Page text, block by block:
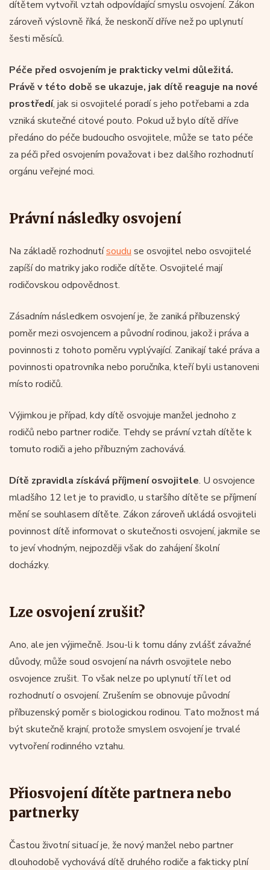
dítětem vytvořil vztah odpovídající smyslu osvojení. Zákon
zároveň výslovně říká, že neskončí dříve než po uplynutí
šesti měsíců.
Péče před osvojením je prakticky velmi důležitá.
Právě v této době se ukazuje, jak dítě reaguje na nové
prostředí, jak si osvojitelé poradí s jeho potřebami a zda
vzniká skutečné citové pouto. Pokud už bylo dítě dříve
předáno do péče budoucího osvojitele, může se tato péče
za péči před osvojením považovat i bez dalšího rozhodnutí
orgánu veřejné moci.
Právní následky osvojení
Na základě rozhodnutísoudu se osvojitel nebo osvojitelé
zapíší do matriky jako rodiče dítěte. Osvojitelé mají
rodičovskou odpovědnost.
Zásadním následkem osvojení je, že zaniká příbuzenský
poměr mezi osvojencem a původní rodinou, jakož i práva a
povinnosti z tohoto poměru vyplývající. Zanikají také práva a
povinnosti opatrovníka nebo poručníka, kteří byli ustanoveni
místo rodičů.
Výjimkou je případ, kdy dítě osvojuje manžel jednoho z
rodičů nebo partner rodiče. Tehdy se právní vztah dítěte k
tomuto rodiči a jeho příbuzným zachovává.
Dítě zpravidla získává příjmení osvojitele. U osvojence
mladšího 12 let je to pravidlo, u staršího dítěte se příjmení
mění se souhlasem dítěte. Zákon zároveň ukládá osvojiteli
povinnost dítě informovat o skutečnosti osvojení, jakmile se
to jeví vhodným, nejpozději však do zahájení školní
docházky.
Lze osvojení zrušit?
Ano, ale jen výjimečně. Jsou-li k tomu dány zvlášť závažné
důvody, může soud osvojení na návrh osvojitele nebo
osvojence zrušit. To však nelze po uplynutí tří let od
rozhodnutí o osvojení. Zrušením se obnovuje původní
příbuzenský poměr s biologickou rodinou. Tato možnost má
být skutečně krajní, protože smyslem osvojení je trvalé
vytvoření rodinného vztahu.
Přiosvojení dítěte partnera nebo
partnerky
Častou životní situací je, že nový manžel nebo partner
dlouhodobě vychovává dítě druhého rodiče a fakticky plní